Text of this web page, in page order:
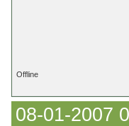
Offline
08-01-2007